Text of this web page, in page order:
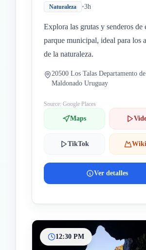
Naturaleza •3h
Explora las grutas y senderos de
parque municipal, ideal para los
de la naturaleza.
20500 Los Talas Departamento de
Maldonado Uruguay
Source: Google Places
Maps
TikTok
Ver detalles
12:30 PM